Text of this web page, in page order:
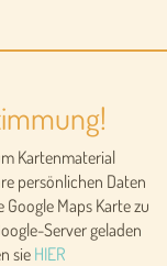
Kartenmaterial
persönlichen Daten
Maps Karte zu
Server geladen
sie HIER